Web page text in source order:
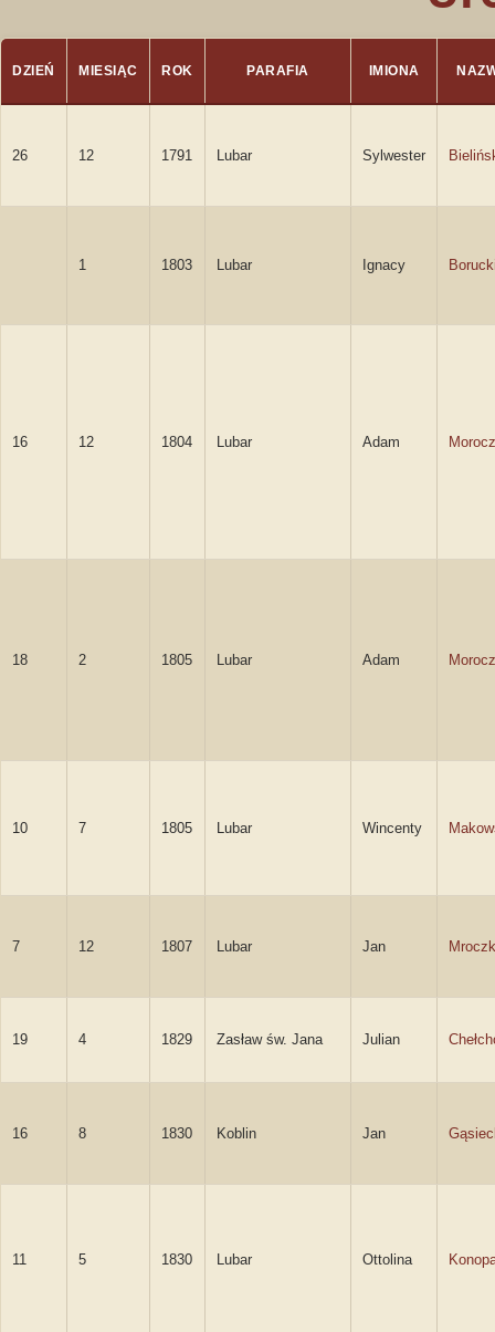
DZIEŃ MIESIĄC ROK PARAFIA IMIONA
26 12 1791 Lubar Sylwester
1 1803 Lubar Ignacy
16 12 1804 Lubar Adam
18 2 1805 Lubar Adam
10 7 1805 Lubar Wincenty
7 12 1807 Lubar Jan
19 4 1829 Zasław św. Jana Julian
16 8 1830 Koblin Jan
11 5 1830 Lubar Ottolina